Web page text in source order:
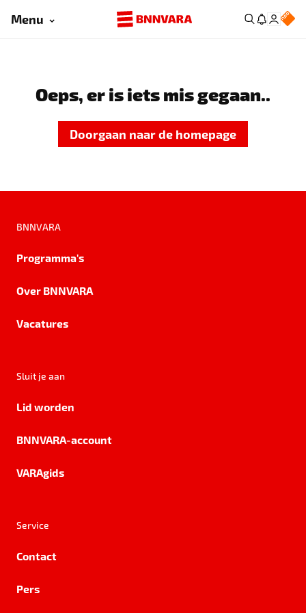
Menu
Oeps, er is iets mis gegaan..
Doorgaan naar de homepage
BNNVARA
Programma's
Over BNNVARA
Vacatures
Sluit je aan
Lid worden
BNNVARA-account
VARAgids
Service
Contact
Pers